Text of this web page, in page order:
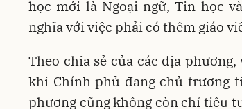
học mới là Ngoại ngữ, Tin học
nghĩa với việc phải có thêm giáo
Theo chia sẻ của các địa
khi Chính phủ đang chủ trương
phương cũng không còn chỉ tiêu